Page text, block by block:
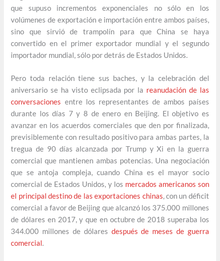
que supuso incrementos exponenciales no sólo en los
volúmenes de exportación e importación entre ambos países,
sino que sirvió de trampolín para que China se haya
convertido en el primer exportador mundial y el segundo
importador mundial, sólo por detrás de Estados Unidos.
Pero toda relación tiene sus baches, y la celebración del
aniversario se ha visto eclipsada por la reanudación de las
conversaciones entre los representantes de ambos países
durante los días 7 y 8 de enero en Beijing. El objetivo es
avanzar en los acuerdos comerciales que den por finalizada,
previsiblemente con resultado positivo para ambas partes, la
tregua de 90 días alcanzada por Trump y Xi en la guerra
comercial que mantienen ambas potencias. Una negociación
que se antoja compleja, cuando China es el mayor socio
comercial de Estados Unidos, y los mercados americanos son
el principal destino de las exportaciones chinas, con un déficit
comercial a favor de Beijing que alcanzó los 375.000 millones
de dólares en 2017, y que en octubre de 2018 superaba los
344.000 millones de dólares después de meses de guerra
comercial.